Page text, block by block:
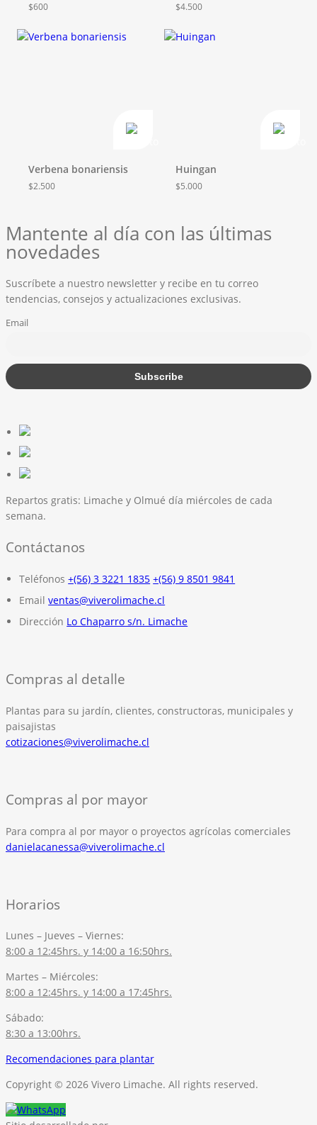
$600 $4.500
Verbena bonariensis
$2.500
Huingan
$5.000
Mantente al día con las últimas
novedades
Suscríbete a nuestro newsletter y recibe en tu correo
tendencias, consejos y actualizaciones exclusivas.
Email
Repartos gratis: Limache y Olmué día miércoles de cada
semana.
Contáctanos
Teléfonos +(56) 3 3221 1835 +(56) 9 8501 9841
Email ventas@viverolimache.cl
Dirección Lo Chaparro s/n. Limache
Compras al detalle
Plantas para su jardín, clientes, constructoras, municipales y
paisajistas
cotizaciones@viverolimache.cl
Compras al por mayor
Para compra al por mayor o proyectos agrícolas comerciales
danielacanessa@viverolimache.cl
Horarios
Lunes – Jueves – Viernes:
8:00 a 12:45hrs. y 14:00 a 16:50hrs.
Martes – Miércoles:
8:00 a 12:45hrs. y 14:00 a 17:45hrs.
Sábado:
8:30 a 13:00hrs.
Recomendaciones para plantar
Copyright © 2026 Vivero Limache. All rights reserved.